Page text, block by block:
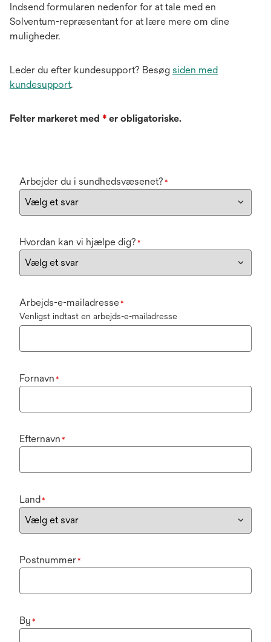
Indsend formularen nedenfor for at tale med en
Solventum-repræsentant for at lære mere om dine
muligheder.
Leder du efter kundesupport? Besøg siden med
kundesupport.
Felter markeret med * er obligatoriske.
Arbejder du i sundhedsvæsenet? *
Hvordan kan vi hjælpe dig? *
Arbejds-e-mailadresse*
Venligst indtast en arbejds-e-mailadresse
Fornavn *
Efternavn *
Land *
Postnummer*
By *